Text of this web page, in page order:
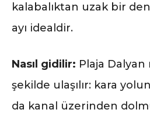
kalabalıktan uzak bir
ayı idealdir.
Nasıl gidilir: Plaja
şekilde ulaşılır: kara
da kanal üzerinden